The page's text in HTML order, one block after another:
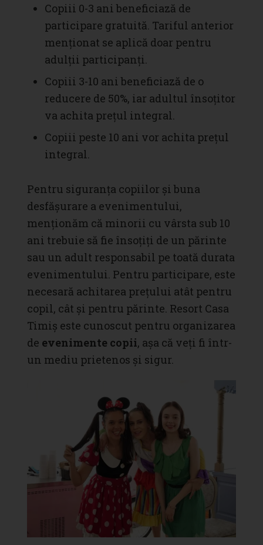
Copiii 0-3 ani beneficiază de
participare gratuită. Tariful anterior
menționat se aplică doar pentru
adulții participanți.
Copiii 3-10 ani beneficiază de o
reducere de 50%, iar adultul însoțitor
va achita prețul integral.
Copiii peste 10 ani vor achita prețul
integral.
Pentru siguranța copiilor și buna
desfășurare a evenimentului,
menționăm că minorii cu vârsta sub 10
ani trebuie să fie însoțiți de un părinte
sau un adult responsabil pe toată durata
evenimentului. Pentru participare, este
necesară achitarea prețului atât pentru
copil, cât și pentru părinte. Resort Casa
Timiș este cunoscut pentru organizarea
de evenimente copii, așa că veți fi într-
un mediu prietenos și sigur.